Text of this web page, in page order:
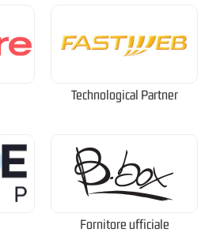
Technological Partner
Fornitore ufficiale